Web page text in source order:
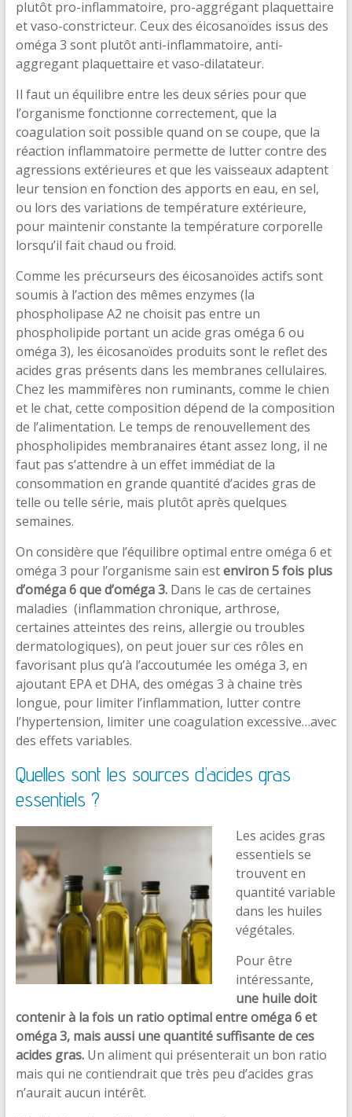
plutôt pro-inflammatoire, pro-aggrégant plaquettaire
et vaso-constricteur. Ceux des éicosanoïdes issus des
oméga 3 sont plutôt anti-inflammatoire, anti-
aggregant plaquettaire et vaso-dilatateur.
Il faut un équilibre entre les deux séries pour que
l’organisme fonctionne correctement, que la
coagulation soit possible quand on se coupe, que la
réaction inflammatoire permette de lutter contre des
agressions extérieures et que les vaisseaux adaptent
leur tension en fonction des apports en eau, en sel,
ou lors des variations de température extérieure,
pour maintenir constante la température corporelle
lorsqu’il fait chaud ou froid.
Comme les précurseurs des éicosanoïdes actifs sont
soumis à l’action des mêmes enzymes (la
phospholipase A2 ne choisit pas entre un
phospholipide portant un acide gras oméga 6 ou
oméga 3), les éicosanoïdes produits sont le reflet des
acides gras présents dans les membranes cellulaires.
Chez les mammifères non ruminants, comme le chien
et le chat, cette composition dépend de la composition
de l’alimentation. Le temps de renouvellement des
phospholipides membranaires étant assez long, il ne
faut pas s’attendre à un effet immédiat de la
consommation en grande quantité d’acides gras de
telle ou telle série, mais plutôt après quelques
semaines.
On considère que l’équilibre optimal entre oméga 6 et
oméga 3 pour l’organisme sain estenviron 5 fois plus
d’oméga 6 que d’oméga 3.Dans le cas de certaines
maladies (inflammation chronique, arthrose,
certaines atteintes des reins, allergie ou troubles
dermatologiques), on peut jouer sur ces rôles en
favorisant plus qu’à l’accoutumée les oméga 3, en
ajoutant EPA et DHA, des omégas 3 à chaine très
longue, pour limiter l’inflammation, lutter contre
l’hypertension, limiter une coagulation excessive…avec
des effets variables.
Quelles sont les sources d’acides gras
essentiels ?
Les acides gras
essentiels se
trouvent en
quantité variable
dans les huiles
végétales.
Pour être
intéressante,
une huile doit
contenir à la fois un ratio optimal entre oméga 6 et
oméga 3, mais aussi une quantité suffisante de ces
acides gras.Un aliment qui présenterait un bon ratio
mais qui ne contiendrait que très peu d’acides gras
n’aurait aucun intérêt.